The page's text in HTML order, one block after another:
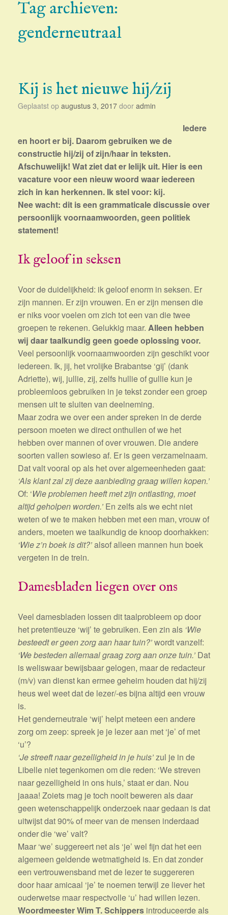
Tag archieven:
genderneutraal
Kij is het nieuwe hij/zij
Geplaatst op augustus 3, 2017 door admin
Iedere
en hoort er bij. Daarom gebruiken we de
constructie hij/zij of zijn/haar in teksten.
Afschuwelijk! Wat ziet dat er lelijk uit. Hier is een
vacature voor een nieuw woord waar iedereen
zich in kan herkennen. Ik stel voor: kij.
Nee wacht: dit is een grammaticale discussie over
persoonlijk voornaamwoorden, geen politiek
statement!
Ik geloof in seksen
Voor de duidelijkheid: ik geloof enorm in seksen. Er
zijn mannen. Er zijn vrouwen. En er zijn mensen die
er niks voor voelen om zich tot een van die twee
groepen te rekenen. Gelukkig maar. Alleen hebben
wij daar taalkundig geen goede oplossing voor.
Veel persoonlijk voornaamwoorden zijn geschikt voor
iedereen. Ik, jij, het vrolijke Brabantse ‘gij’ (dank
Adriette), wij, jullie, zij, zelfs hullie of gullie kun je
probleemloos gebruiken in je tekst zonder een groep
mensen uit te sluiten van deelneming.
Maar zodra we over een ander spreken in de derde
persoon moeten we direct onthullen of we het
hebben over mannen of over vrouwen. Die andere
soorten vallen sowieso af. Er is geen verzamelnaam.
Dat valt vooral op als het over algemeenheden gaat:
‘Als klant zal zij deze aanbieding graag willen kopen.’
Of: ‘Wie problemen heeft met zijn ontlasting, moet
altijd geholpen worden.’ En zelfs als we echt niet
weten of we te maken hebben met een man, vrouw of
anders, moeten we taalkundig de knoop doorhakken:
‘Wie z’n boek is dit?’alsof alleen mannen hun boek
vergeten in de trein.
Damesbladen liegen over ons
Veel damesbladen lossen dit taalprobleem op door
het pretentieuze ‘wij’ te gebruiken. Een zin als ‘Wie
besteedt er geen zorg aan haar tuin?’wordt vanzelf:
‘We besteden allemaal graag zorg aan onze tuin.’ Dat
is weliswaar bewijsbaar gelogen, maar de redacteur
(m/v) van dienst kan ermee geheim houden dat hij/zij
heus wel weet dat de lezer/-es bijna altijd een vrouw
is.
Het genderneutrale ‘wij’ helpt meteen een andere
zorg om zeep: spreek je je lezer aan met ‘je’ of met
‘u’?
‘Je streeft naar gezelligheid in je huis’zul je in de
Libelle niet tegenkomen om die reden: ‘We streven
naar gezelligheid in ons huis,’ staat er dan. Nou
jaaaa! Zoiets mag je toch nooit beweren als daar
geen wetenschappelijk onderzoek naar gedaan is dat
uitwijst dat 90% of meer van de mensen inderdaad
onder die ‘we’ valt?
Maar ‘we’ suggereert net als ‘je’ wel fijn dat het een
algemeen geldende wetmatigheid is. En dat zonder
een vertrouwensband met de lezer te suggereren
door haar amicaal ‘je’ te noemen terwijl ze liever het
ouderwetse maar respectvolle ‘u’ had willen lezen.
Woordmeester Wim T. Schippers introduceerde als